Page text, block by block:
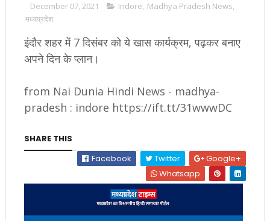
December 07, 2021 Indore, Madhya Pradesh News,
मध्यप्रदेश
इंदौर शहर में 7 दिसंबर को ये खास कार्यक्रम, पढ़कर बनाए
अपने दिन के प्लान।
from Nai Dunia Hindi News - madhya-
pradesh : indore https://ift.tt/31wwwDC
SHARE THIS
Facebook
Twitter
Google+
Whatsapp